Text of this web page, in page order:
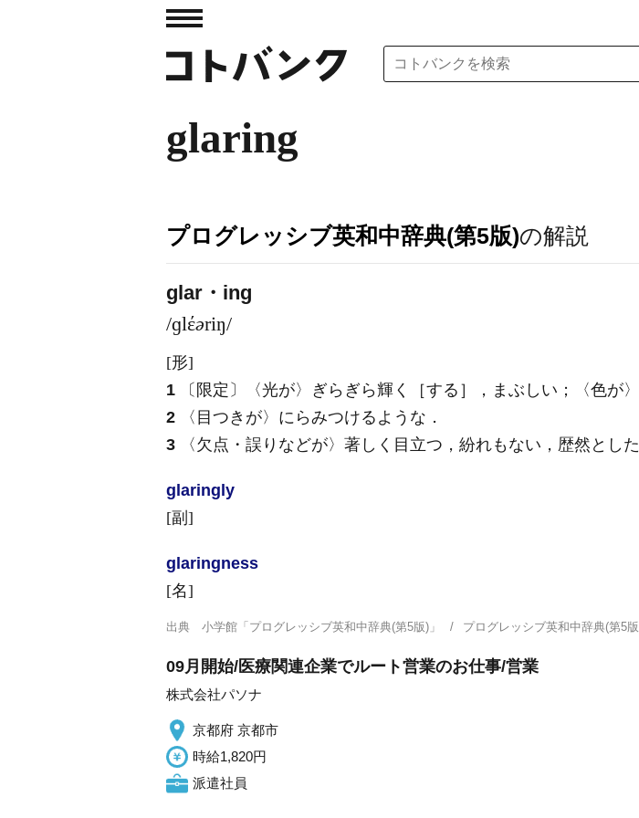
glaring
プログレッシブ英和中辞典(第5版)の解説
glar・ing
/ɡlέəriŋ/
[形]
1 〔限定〕〈光が〉ぎらぎら輝く［する］，まぶしい；〈色が
2 〈目つきが〉にらみつけるような ．
3 〈欠点・誤りなどが〉著しく目立つ，紛れもない，歴然とし
glaring ly
[副]
glaringness
[名]
出典 小学館「プログレッシブ英和中辞典(第5版)」 プログレッシブ英和中辞典(第
09月開始/医療関連企業でルート営業のお仕事/営業
株式会社パソナ
京都府 京都市
時給1,820円
派遣社員